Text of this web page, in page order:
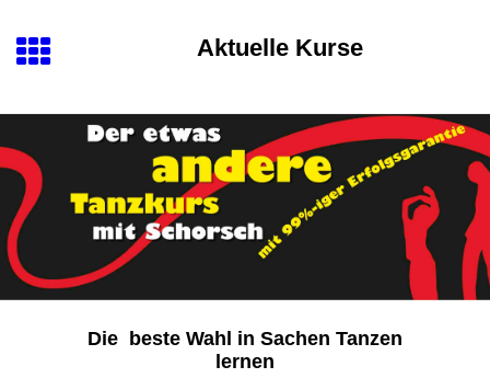
Aktuelle Kurse
Die beste Wahl in Sachen Tanzen
lernen